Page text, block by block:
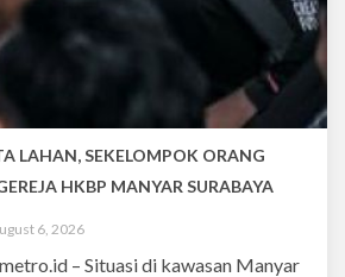
LAHAN, SEKELOMPOK ORANG
HKBP MANYAR SURABAYA
6, 2026
– Situasi di kawasan Manyar